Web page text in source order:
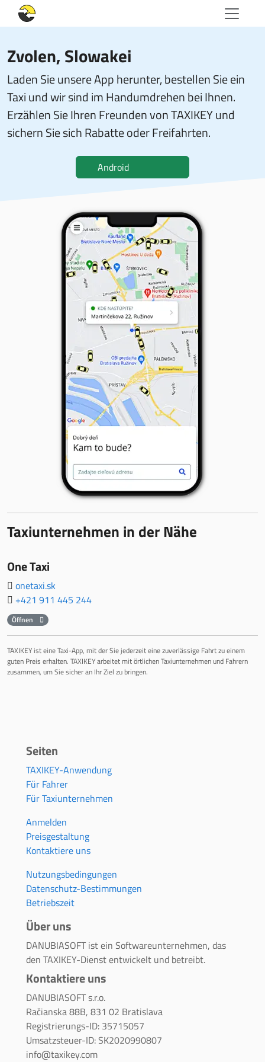
Zvolen, Slowakei
Laden Sie unsere App herunter, bestellen Sie ein
Taxi und wir sind im Handumdrehen bei Ihnen.
Erzählen Sie Ihren Freunden von TAXIKEY und
sichern Sie sich Rabatte oder Freifahrten.
Android
Taxiunternehmen in der Nähe
One Taxi
onetaxi.sk
+421 911 445 244
Öffnen
TAXIKEY ist eine Taxi-App, mit der Sie jederzeit eine zuverlässige Fahrt zu einem
guten Preis erhalten. TAXIKEY arbeitet mit örtlichen Taxiunternehmen und Fahrern
zusammen, um Sie sicher an Ihr Ziel zu bringen.
Seiten
TAXIKEY-Anwendung
Für Fahrer
Für Taxiunternehmen
Anmelden
Preisgestaltung
Kontaktiere uns
Nutzungsbedingungen
Datenschutz-Bestimmungen
Betriebszeit
Über uns
DANUBIASOFT ist ein Softwareunternehmen, das
den TAXIKEY-Dienst entwickelt und betreibt.
Kontaktiere uns
DANUBIASOFT s.r.o.
Račianska 88B, 831 02 Bratislava
Registrierungs-ID: 35715057
Umsatzsteuer-ID: SK2020990807
info@taxikey.com